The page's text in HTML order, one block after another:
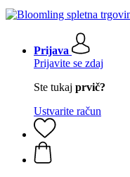
Prijava
Prijavite se zdaj
Ste tukaj prvič?
Ustvarite račun